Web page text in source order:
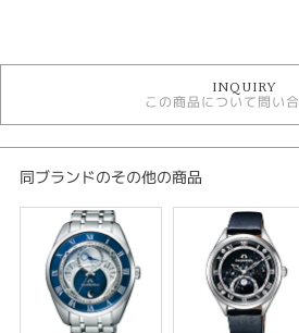
時計
ソーラー
5気圧防水以下
メンズウォッチ
金属ベルト
メンズ 腕時計
性別
メンズ
INQUIRY
この商品について問い
同ブランドのその他の商品